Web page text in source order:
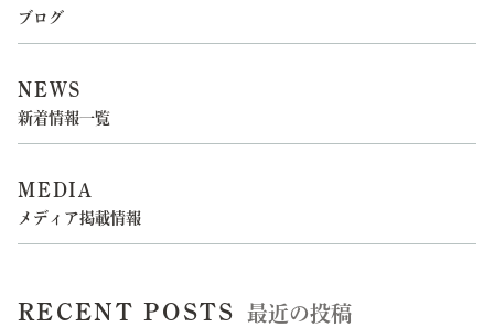
ブログ
NEWS
新着情報一覧
MEDIA
メディア掲載情報
RECENT POSTS 最近の投稿